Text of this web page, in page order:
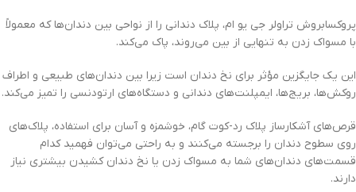
پروکسابروش تراولر جی یو ام، پلاک دندانی را از نواحی بین دندان‌ها که معمولاً
با مسواک زدن به تنهایی از بین می‌روند، پاک می‌کند.
این یک جایگزین مؤثر برای نخ دندان است زیرا بین دندان‌های طبیعی و اطراف
روکش‌ها، بریج‌ها، ایمپلنت‌های دندانی و دستگاه‌های ارتودنسی را تمیز می‌کند.
قرص‌های آشکارساز پلاک رد-کوت گام، خوشمزه و آسان برای استفاده، پلاک‌های
روی سطوح دندان را برجسته می‌کنند و به راحتی می‌توان فهمید کدام
قسمت‌های دندان‌های شما به مسواک زدن یا نخ دندان کشیدن بیشتری نیاز
دارند.